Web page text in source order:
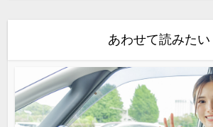
あわせて読みたい